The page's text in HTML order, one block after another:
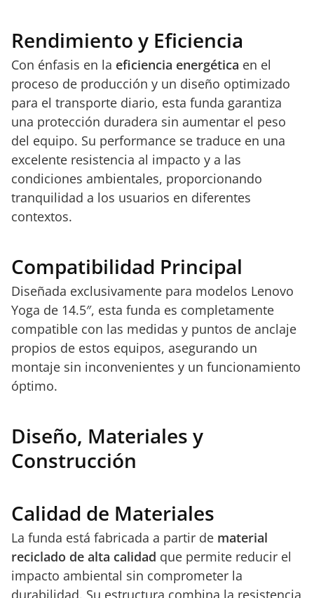
Rendimiento y Eficiencia
Con énfasis en la eficiencia energética en el
proceso de producción y un diseño optimizado
para el transporte diario, esta funda garantiza
una protección duradera sin aumentar el peso
del equipo. Su performance se traduce en una
excelente resistencia al impacto y a las
condiciones ambientales, proporcionando
tranquilidad a los usuarios en diferentes
contextos.
Compatibilidad Principal
Diseñada exclusivamente para modelos Lenovo
Yoga de 14.5″, esta funda es completamente
compatible con las medidas y puntos de anclaje
propios de estos equipos, asegurando un
montaje sin inconvenientes y un funcionamiento
óptimo.
Diseño, Materiales y
Construcción
Calidad de Materiales
La funda está fabricada a partir de material
reciclado de alta calidad que permite reducir el
impacto ambiental sin comprometer la
durabilidad. Su estructura combina la resistencia